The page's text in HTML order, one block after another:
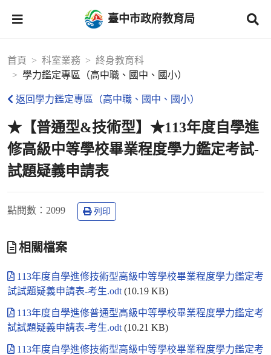
臺中市政府教育局
首頁 科室業務
終身教育科
學力鑑定專區（高中職、國中、國小）
返回學力鑑定專區（高中職、國中、國小）
★【普通型&技術型】★113年度自學進
修高級中等學校畢業程度學力鑑定考試-
試題疑義申請表
點閱數 ：2099 列印
相關檔案
113年度自學進修技術型高級中等學校畢業程度學力鑑定考
試試題疑義申請表-考生.odt (10.19 KB)
113年度自學進修普通型高級中等學校畢業程度學力鑑定考
試試題疑義申請表-考生.odt (10.21 KB)
113年度自學進修技術型高級中等學校畢業程度學力鑑定考